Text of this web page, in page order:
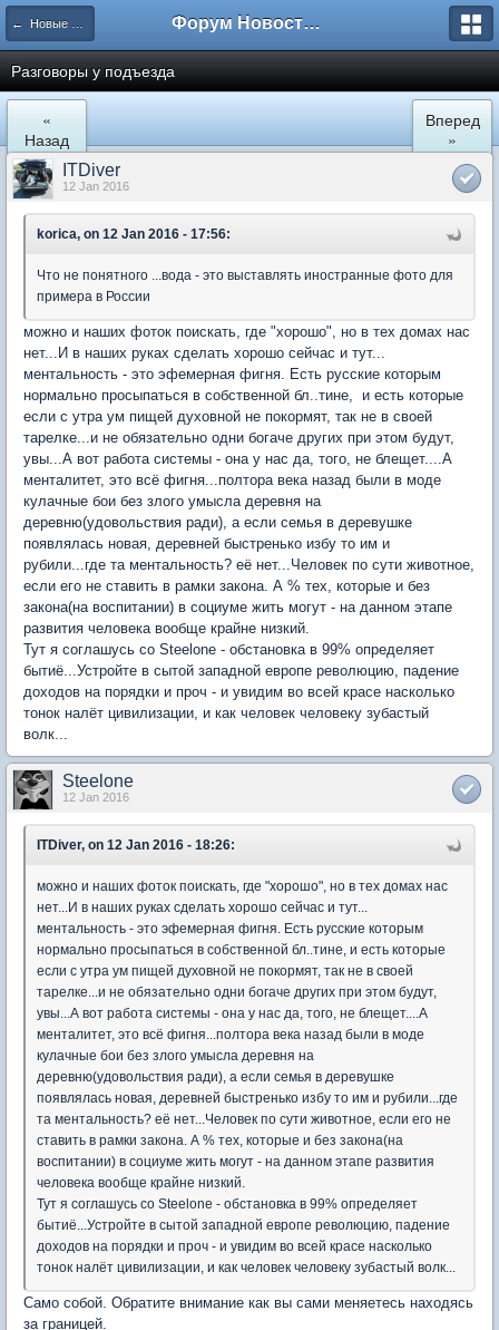
← Новые Водники Форум Новостройки
Разговоры у подъезда
«
Назад
Вперед
»
ITDiver
12 Jan 2016
korica, on 12 Jan 2016 - 17:56:
Что не понятного ...вода - это выставлять иностранные фото для
примера в России
можно и наших фоток поискать, где "хорошо", но в тех домах нас
нет...И в наших руках сделать хорошо сейчас и тут...
ментальность - это эфемерная фигня. Есть русские которым
нормально просыпаться в собственной бл..тине, и есть которые
если с утра ум пищей духовной не покормят, так не в своей
тарелке...и не обязательно одни богаче других при этом будут,
увы...А вот работа системы - она у нас да, того, не блещет....А
менталитет, это всё фигня...полтора века назад были в моде
кулачные бои без злого умысла деревня на
деревню(удовольствия ради), а если семья в деревушке
появлялась новая, деревней быстренько избу то им и
рубили...где та ментальность? её нет...Человек по сути животное,
если его не ставить в рамки закона. А % тех, которые и без
закона(на воспитании) в социуме жить могут - на данном этапе
развития человека вообще крайне низкий.
Тут я соглашусь со Steelone - обстановка в 99% определяет
бытиё...Устройте в сытой западной европе революцию, падение
доходов на порядки и проч - и увидим во всей красе насколько
тонок налёт цивилизации, и как человек человеку зубастый
волк...
Steelone
12 Jan 2016
ITDiver, on 12 Jan 2016 - 18:26:
можно и наших фоток поискать, где "хорошо", но в тех домах нас
нет...И в наших руках сделать хорошо сейчас и тут...
ментальность - это эфемерная фигня. Есть русские которым
нормально просыпаться в собственной бл..тине, и есть которые
если с утра ум пищей духовной не покормят, так не в своей
тарелке...и не обязательно одни богаче других при этом будут,
увы...А вот работа системы - она у нас да, того, не блещет....А
менталитет, это всё фигня...полтора века назад были в моде
кулачные бои без злого умысла деревня на
деревню(удовольствия ради), а если семья в деревушке
появлялась новая, деревней быстренько избу то им и рубили...где
та ментальность? её нет...Человек по сути животное, если его не
ставить в рамки закона. А % тех, которые и без закона(на
воспитании) в социуме жить могут - на данном этапе развития
человека вообще крайне низкий.
Тут я соглашусь со Steelone - обстановка в 99% определяет
бытиё...Устройте в сытой западной европе революцию, падение
доходов на порядки и проч - и увидим во всей красе насколько
тонок налёт цивилизации, и как человек человеку зубастый волк...
Само собой. Обратите внимание как вы сами меняетесь находясь
за границей.